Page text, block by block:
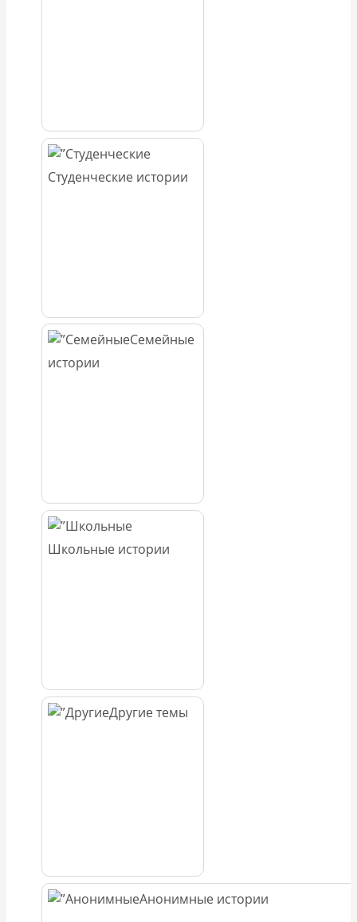
Студенческие истории
Семейные
истории
Школьные истории
Другие темы
Анонимные истории